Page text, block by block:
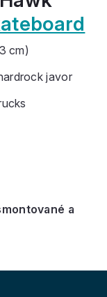
cm)
javor
a